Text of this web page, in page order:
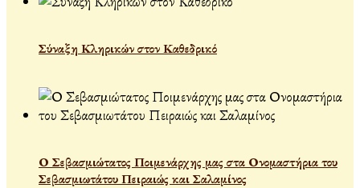
Σύναξη Κληρικών στον Καθεδρικό
Ο Σεβασμιώτατος Ποιμενάρχης μας στα Ονομαστήρια του
Σεβασμιωτάτου Πειραιώς και Σαλαμίνος